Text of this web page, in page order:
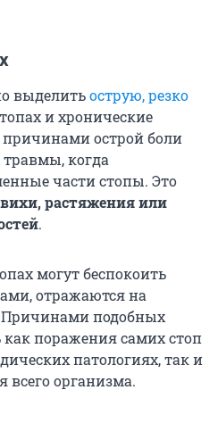
выделитьострую, резко
и хронические
острой боли
когда
части стопы. Это
растяжения или
.
могут беспокоить
отражаются на
Причинами подобных
поражения самих стоп
патологиях, так и
всего организма.